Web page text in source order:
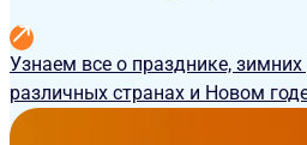
Узнаем все о празднике, зимних
различных странах и Новом